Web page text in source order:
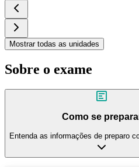
Mostrar todas as unidades
Sobre o exame
Como se
Entenda as informações de preparo